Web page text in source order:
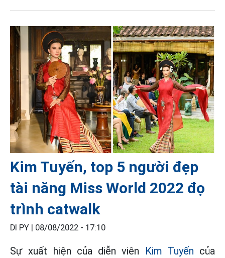
Kim Tuyến, top 5 người đẹp
tài năng Miss World 2022 đọ
trình catwalk
DI PY | 08/08/2022 - 17:10
Sự xuất hiện của diễn viên Kim Tuyến của